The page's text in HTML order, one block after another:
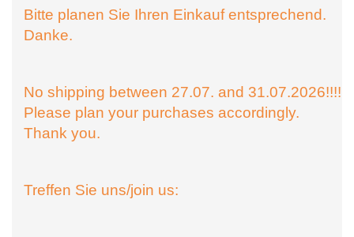
Bitte planen Sie Ihren Einkauf entsprechend.
Danke.
No shipping between 27.07. and 31.07.2026!!!!
Please plan your purchases accordingly.
Thank you.
Treffen Sie uns/join us: